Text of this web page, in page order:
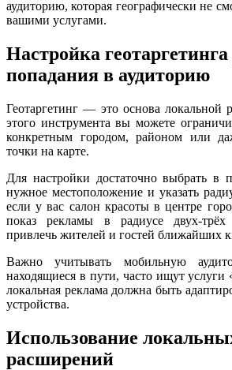
аудиторию, которая географически не
вашими услугами.
Настройка
попадания в аудиторию
Геотаргетинг — это основа
этого инструмента вы можете
конкретным городом, районом или
точки на карте.
Для настройки достаточно выбрать в
нужное местоположение и указать
если у вас салон красоты в центре
показ рекламы в радиусе двух-
привлечь жителей и гостей ближайших
Важно учитывать мобильную
находящиеся в пути, часто ищут услуги
локальная реклама должна быть
устройства.
Использование
расширений